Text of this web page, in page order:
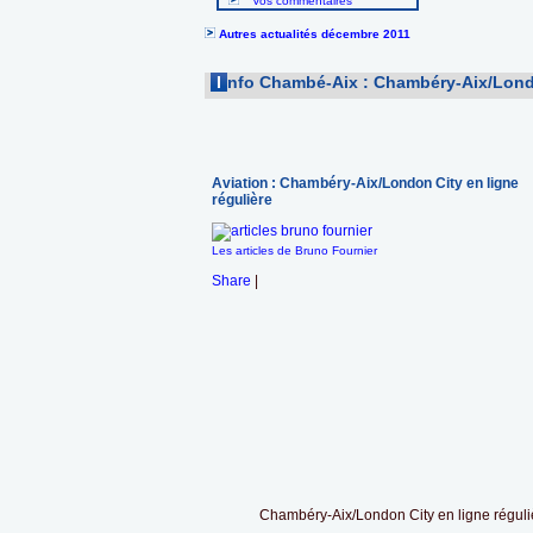
Autres actualités décembre 2011
I nfo Chambé-Aix : Chambéry-Aix/
Aviation : Chambéry-Aix/London City en ligne
régulière
Les articles de Bruno Fournier
Share
Chambéry-Aix/London City en ligne